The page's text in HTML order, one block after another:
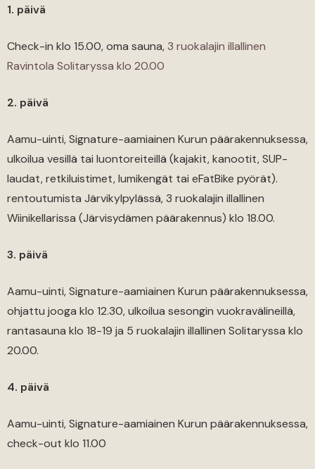
1. päivä
Check-in klo 15.00, oma sauna, 3 ruokalajin illallinen
Ravintola Solitaryssa klo 20.00
2. päivä
Aamu-uinti, Signature-aamiainen Kurun päärakennuksessa,
ulkoilua vesillä tai luontoreiteillä (kajakit, kanootit, SUP-
laudat, retkiluistimet, lumikengät tai eFatBike pyörät).
rentoutumista Järvikylpylässä, 3 ruokalajin illallinen
Wiinikellarissa (Järvisydämen päärakennus) klo 18.00.
3. päivä
Aamu-uinti, Signature-aamiainen Kurun päärakennuksessa,
ohjattu jooga klo 12.30, ulkoilua sesongin vuokravälineillä,
rantasauna klo 18-19 ja 5 ruokalajin illallinen Solitaryssa klo
20.00.
4. päivä
Aamu-uinti, Signature-aamiainen Kurun päärakennuksessa,
check-out klo 11.00